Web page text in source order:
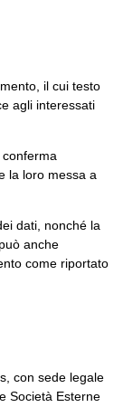
il cui testo
agli interessati
la loro messa a
dati, nonché la
anche
come riportato
con sede legale
Società Esterne